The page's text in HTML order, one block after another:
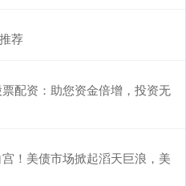
荐
配资：助您资金倍增，投资无
！美债市场掀起滔天巨浪，美